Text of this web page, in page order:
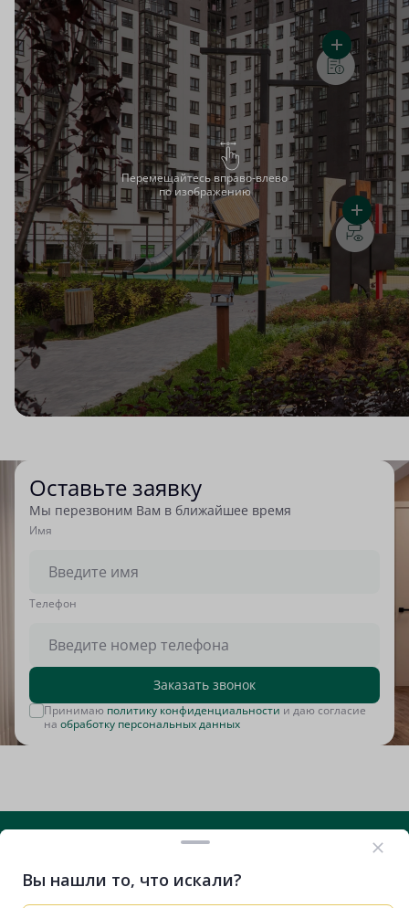
Перемещайтесь вправо-влево
по изображению
Оставьте заявку
Мы перезвоним Вам в ближайшее время
Имя
Tелефон
Заказать звонок
Принимаю политику конфиденциальности и даю согласие
на обработку персональных данных
+7 (812) 635-29-71
ВконтактеTelegramRuTubeVK ВидеоДзен
Вы нашли то, что искали?